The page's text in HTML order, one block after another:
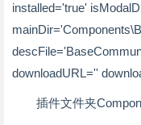
installed='true'
downloadURL=''
插件文件夹